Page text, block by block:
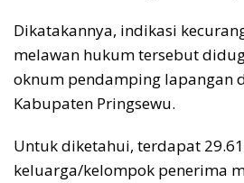
Dikatakannya, indikasi
melawan hukum tersebut
oknum pendamping lapangan
Kabupaten Pringsewu.
Untuk diketahui, terdapat
keluarga/kelompok penerima